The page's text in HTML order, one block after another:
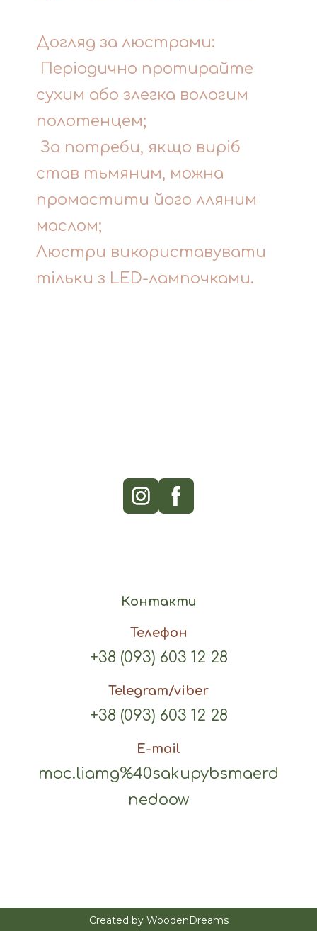
Догляд за люстрами:
Періодично протирайте
сухим або злегка вологим
полотенцем;
За потреби, якщо виріб
став тьмяним, можна
промастити його лляним
маслом;
Люстри використавувати
тільки з LED-лампочками.
Контакти
Телефон
+38 (093) 603 12 28
Telegram/viber
+38 (093) 603 12 28
E-mail
moc.liamg%40sakupybsmaerd
nedoow
Created by WoodenDreams